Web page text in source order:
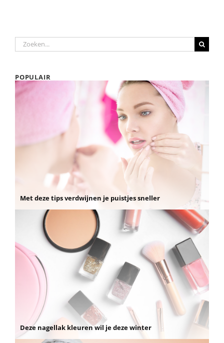
Zoeken
naar:
POPULAIR
Met deze tips verdwijnen je puistjes sneller
Deze nagellak kleuren wil je deze winter